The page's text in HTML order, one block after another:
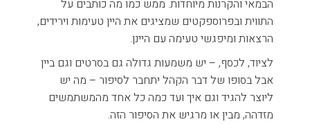
הבמאי והקרנות מיוחדות. ממש כמו מה כותבים על
התווית ובפרוספקטים שמציגים את היין טעימות וירידים,
הרצאות ומיפגשי טעימה עם היינן.
לציוד, לכסף, – יש משמעות גדולה גם בסרטים וגם ביין
אבל בסופו של דבר הקהל יתחבר לסיפור – מה יש
ליוצר להגיד וגם איך ועד כמה כל אחד מהמשתמשים
מזדהה, מבין או מרגיש את הסיפור הזה.